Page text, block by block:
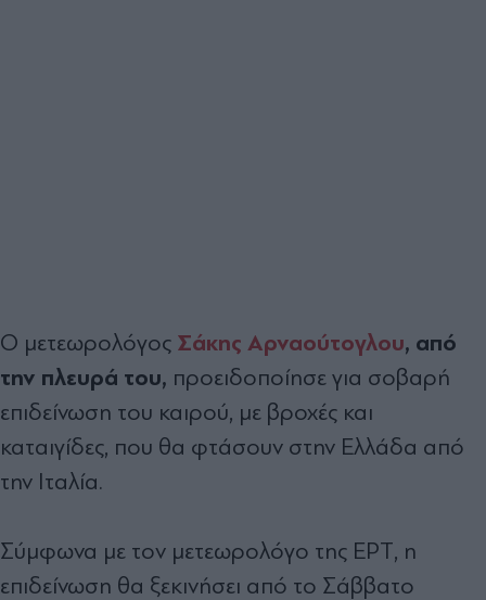
Ο μετεωρολόγος Σάκης Αρναούτογλου, από
την πλευρά του, προειδοποίησε για σοβαρή
επιδείνωση του καιρού, με βροχές και
καταιγίδες, που θα φτάσουν στην Ελλάδα από
την Ιταλία.
Σύμφωνα με τον μετεωρολόγο της ΕΡΤ, η
επιδείνωση θα ξεκινήσει από το Σάββατο